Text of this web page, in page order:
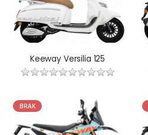
Keeway Versilia 125
BRAK